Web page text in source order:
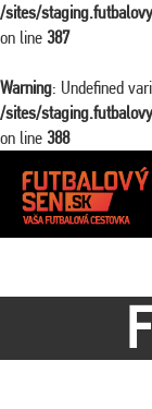
/sites/
on line 387
Warning: Undefined
/sites/
on line 388